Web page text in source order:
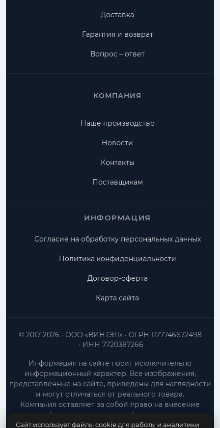
Доставка
Гарантия и возврат
Вопрос – ответ
КОМПАНИЯ
Наше производство
Новости
Контакты
Поставщикам
ИНФОРМАЦИЯ
Согласие на обработку персональных данных
Политика конфиденциальности
Договор-оферта
Карта сайта
ООО «ВИНТЭЛ»
ОГРН 1177746672498
ИНН 7720387266
© 2017-2026
Информация на сайте носит исключительно
информационный характер. Все изображения,
представленные на сайте, приведены для наглядности
и могут отличаться от реального товара.
Компания оставляет за собой право на внесение
изменений в конструкцию, дизайн и характеристики
товара без предварительного уведомления.
Сайт использует файлы cookie для работы и аналитики